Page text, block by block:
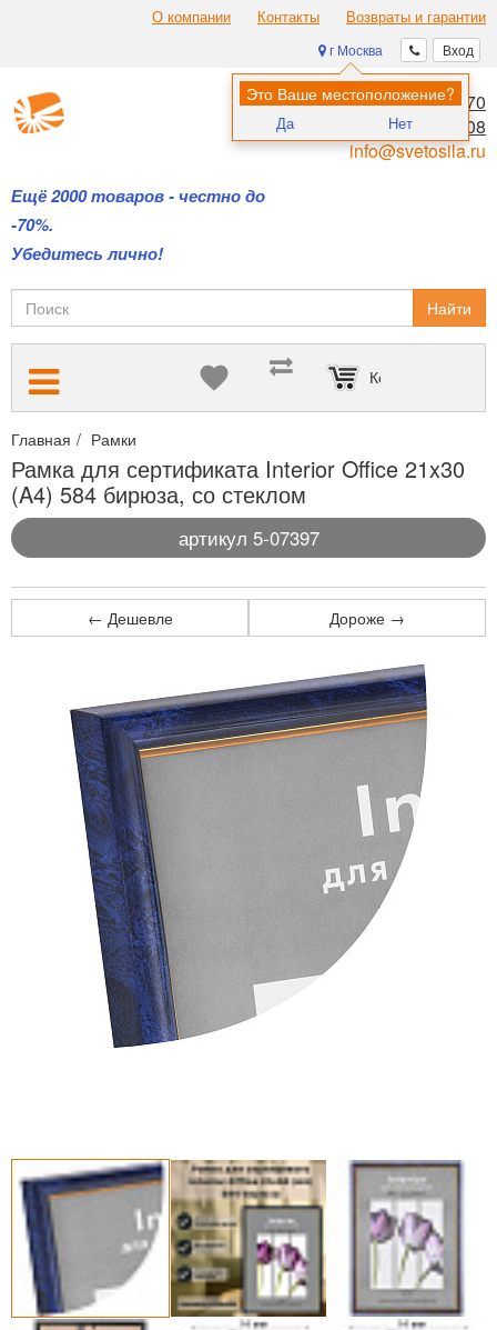
О компании Контакты Возвраты и гарантии
Вход
г Москва
Это Ваше местоположение?
Да Нет
Ещё 2000 товаров - честно до
-70%.
Убедитесь лично!
8 (495) 970-00-70
8 (800) 700-11-08
info@svetosila.ru
Найти
Корзина пуста
Главная Рамки
Рамка для сертификата Interior Office 21x30
(A4) 584 бирюза, со стеклом
артикул 5-07397
← Дешевле Дороже →